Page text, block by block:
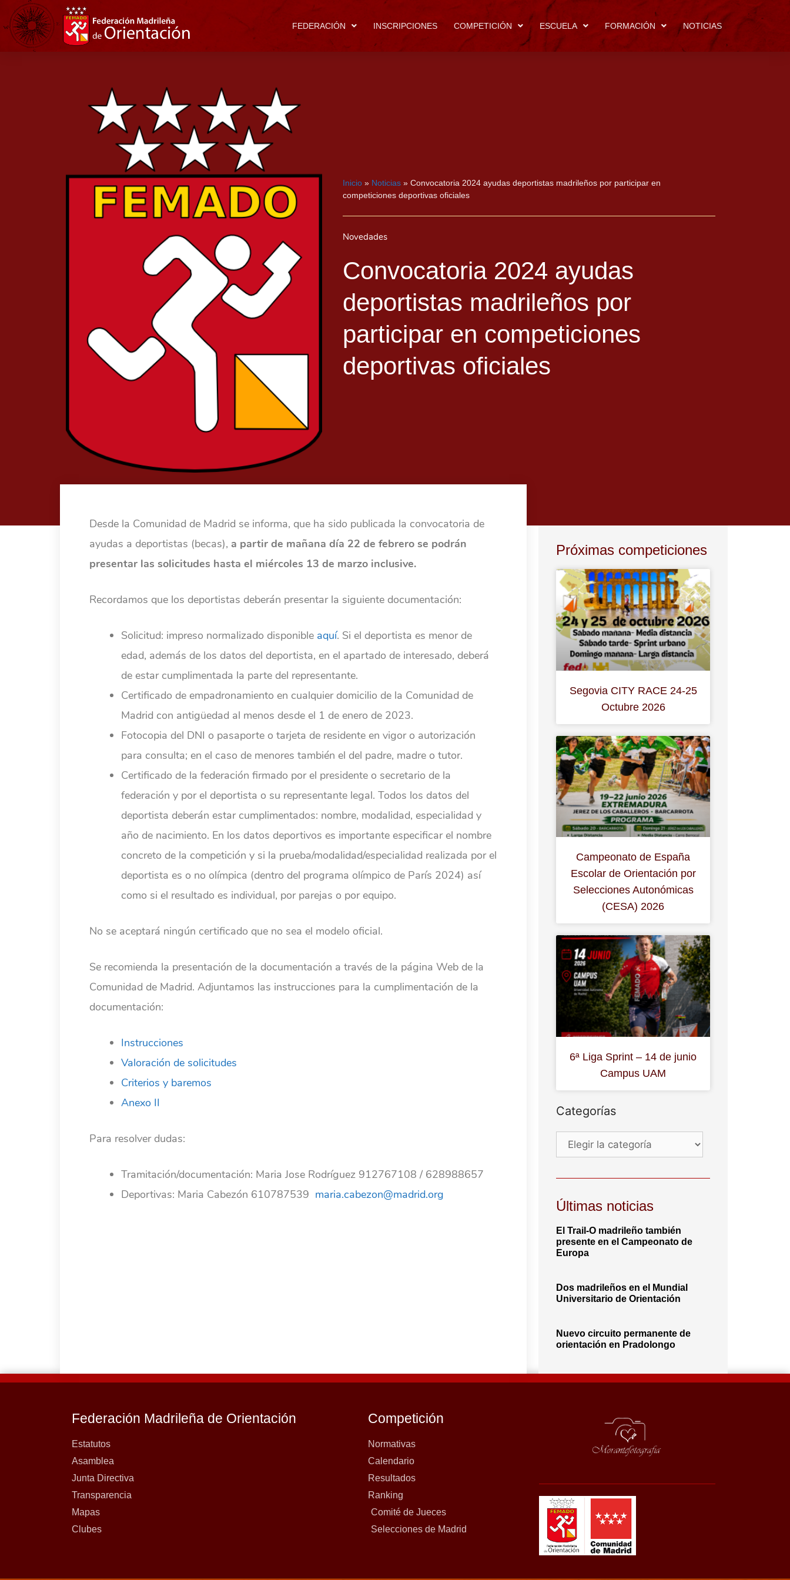
FEDERACIÓN INSCRIPCIONES COMPETICIÓN ESCUELA FORMACIÓN NOTICIAS
Inicio » Noticias » Convocatoria 2024 ayudas deportistas madrileños por participar en
competiciones deportivas oficiales
Novedades
Convocatoria 2024 ayudas
deportistas madrileños por
participar en competiciones
deportivas oficiales
Desde la Comunidad de Madrid se informa, que ha sido publicada la convocatoria de
ayudas a deportistas (becas), a partir de mañana día 22 de febrero se podrán
presentar las solicitudes hasta el miércoles 13 de marzo inclusive.
Recordamos que los deportistas deberán presentar la siguiente documentación:
Solicitud: impreso normalizado disponible aquí. Si el deportista es menor de
edad, además de los datos del deportista, en el apartado de interesado, deberá
de estar cumplimentada la parte del representante.
Certificado de empadronamiento en cualquier domicilio de la Comunidad de
Madrid con antigüedad al menos desde el 1 de enero de 2023.
Fotocopia del DNI o pasaporte o tarjeta de residente en vigor o autorización
para consulta; en el caso de menores también el del padre, madre o tutor.
Certificado de la federación firmado por el presidente o secretario de la
federación y por el deportista o su representante legal. Todos los datos del
deportista deberán estar cumplimentados: nombre, modalidad, especialidad y
año de nacimiento. En los datos deportivos es importante especificar el nombre
concreto de la competición y si la prueba/modalidad/especialidad realizada por el
deportista es o no olímpica (dentro del programa olímpico de París 2024) así
como si el resultado es individual, por parejas o por equipo.
No se aceptará ningún certificado que no sea el modelo oficial.
Se recomienda la presentación de la documentación a través de la página Web de la
Comunidad de Madrid. Adjuntamos las instrucciones para la cumplimentación de la
documentación:
Instrucciones
Valoración de solicitudes
Criterios y baremos
Anexo II
Para resolver dudas:
Tramitación/documentación: Maria Jose Rodríguez 912767108 / 628988657
Deportivas: Maria Cabezón 610787539 maria.cabezon@madrid.org
Próximas competiciones
Segovia CITY RACE 24-25
Octubre 2026
Campeonato de España
Escolar de Orientación por
Selecciones Autonómicas
(CESA) 2026
6ª Liga Sprint – 14 de junio
Campus UAM
Categorías
Últimas noticias
El Trail-O madrileño también
presente en el Campeonato de
Europa
Dos madrileños en el Mundial
Universitario de Orientación
Nuevo circuito permanente de
orientación en Pradolongo
Federación Madrileña de Orientación
Estatutos
Asamblea
Junta Directiva
Transparencia
Mapas
Clubes
Competición
Normativas
Calendario
Resultados
Ranking
Comité de Jueces
Selecciones de Madrid